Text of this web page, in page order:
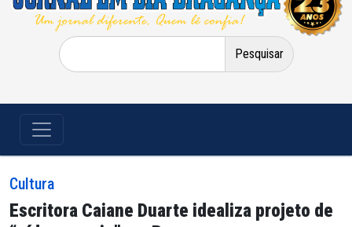
Pesquisar
por:
Cultura
Escritora Caiane Duarte idealiza projeto de